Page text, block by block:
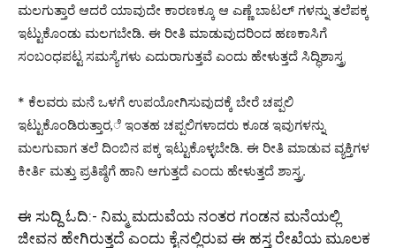
ಮಲಗುತ್ತಾರೆ ಆದರೆ ಯಾವುದೇ ಕಾರಣಕ್ಕೂ ಆ ಎಣ್ಣೆ ಬಾಟಲ್ ಗಳನ್ನು ತಲೆಪಕ್ಕ
ಇಟ್ಟುಕೊಂಡು ಮಲಗಬೇಡಿ. ಈ ರೀತಿ ಮಾಡುವುದರಿಂದ ಹಣಕಾಸಿಗೆ
ಸಂಬಂಧಪಟ್ಟ ಸಮಸ್ಯೆಗಳು ಎದುರಾಗುತ್ತವೆ ಎಂದು ಹೇಳುತ್ತದೆ ಸಿದ್ಧಿಶಾಸ್ತ್ರ
* ಕೆಲವರು ಮನೆ ಒಳಗೆ ಉಪಯೋಗಿಸುವುದಕ್ಕೆ ಬೇರೆ ಚಪ್ಪಲಿ
ಇಟ್ಟುಕೊಂಡಿರುತ್ತಾರ,ೆ ಇಂತಹ ಚಪ್ಪಲಿಗಳಾದರು ಕೂಡ ಇವುಗಳನ್ನು
ಮಲಗುವಾಗ ತಲೆ ದಿಂಬಿನ ಪಕ್ಕ ಇಟ್ಟುಕೊಳ್ಳಬೇಡಿ. ಈ ರೀತಿ ಮಾಡುವ ವ್ಯಕ್ತಿಗಳ
ಕೀರ್ತಿ ಮತ್ತು ಪ್ರತಿಷ್ಠೆಗೆ ಹಾನಿ ಆಗುತ್ತದೆ ಎಂದು ಹೇಳುತ್ತದೆ ಶಾಸ್ತ್ರ.
ಈ ಸುದ್ದಿ ಓದಿ:- ನಿಮ್ಮ ಮದುವೆಯ ನಂತರ ಗಂಡನ ಮನೆಯಲ್ಲಿ
ಜೀವನ ಹೇಗಿರುತ್ತದೆ ಎಂದು ಕೈನಲ್ಲಿರುವ ಈ ಹಸ್ತ ರೇಖೆಯ ಮೂಲಕ